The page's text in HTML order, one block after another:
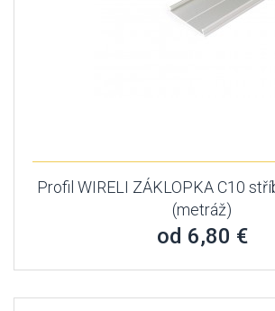
Profil WIRELI ZÁKLOPKA C10
(metráž)
od 6,80 €